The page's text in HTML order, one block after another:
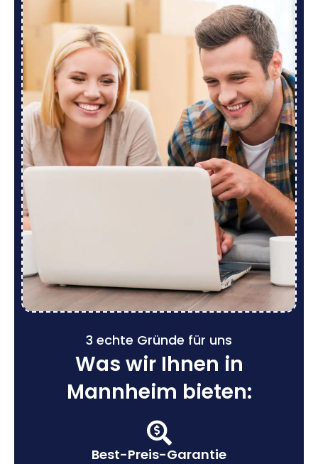
3 echte Gründe für uns
Was wir Ihnen in
Mannheim bieten:
Best-Preis-Garantie